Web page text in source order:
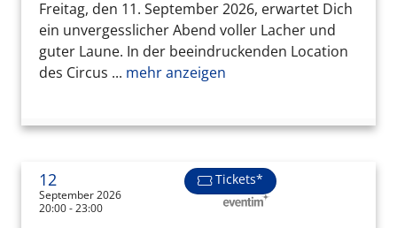
Freitag, den 11. September 2026, erwartet Dich
ein unvergesslicher Abend voller Lacher und
guter Laune. In der beeindruckenden Location
des Circus ... mehr anzeigen
12
September 2026
20:00 - 23:00
Tickets*